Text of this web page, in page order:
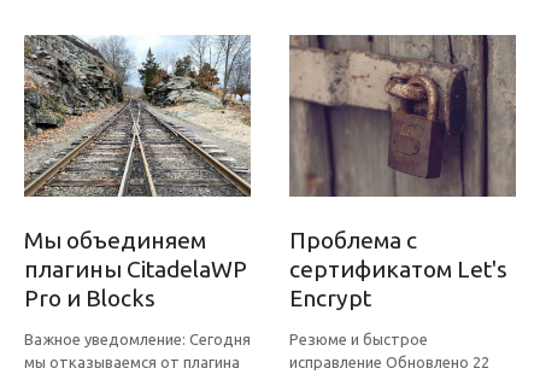
Мы объединяем
плагины CitadelaWP
Pro и Blocks
Важное уведомление: Сегодня
мы отказываемся от плагина
Проблема с
сертификатом Let's
Encrypt
Резюме и быстрое
исправление Обновлено 22